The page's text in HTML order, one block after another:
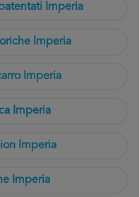
Imperia
Imperia
Imperia
Imperia
Imperia
Imperia